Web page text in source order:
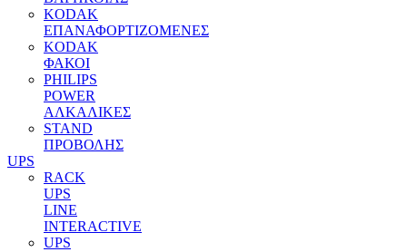
KODAK
ΕΠΑΝΑΦΟΡΤΙΖΟΜΕΝΕΣ
KODAK
ΦΑΚΟΙ
PHILIPS
POWER
ΑΛΚΑΛΙΚΕΣ
STAND
ΠΡΟΒΟΛΗΣ
UPS
RACK
UPS
LINE
INTERACTIVE
UPS